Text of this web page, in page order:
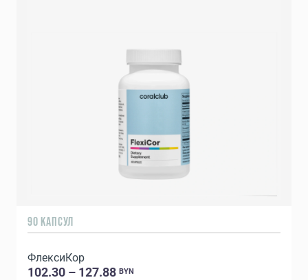
90 КАПСУЛ
ФлексиКор
102.30 – 127.88 BYN